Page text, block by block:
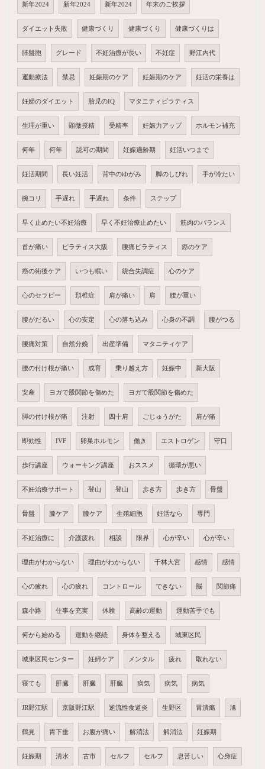
新年2024 新年2024 新年2024 年末のご挨拶
ダイエット失敗 健康づくり 健康づくり 健康づくりは
胚盤胞 グレード 不妊治療が長い 不妊症 野江内代
運動療法 禁忌 妊娠期のケア 妊娠期のケア 妊活の栄養は
妊婦のダイエット 胎児のIQ マタニティピラティス
生理が重い 顕微授精 受精率 妊娠力アップ ホルモン補充
何年 何年 認可の期間 妊娠適齢期 妊活いつまで
妊活期間 長い妊活 背中のゆがみ 脚のしびれ 手が冷たい
腕コリ 手遅れ 手遅れ 条件 ステップ
早く止めたい不妊治療 早く不妊治療止めたい 筋肉のバランス
首が痛い ピラティス大阪 腰痛ピラティス 癌のケア
癌の術後ケア いつも眠い 統合失調症 心のケア
心のセラピー 頚椎症 肩が痛い 肩 腰が重い
腰がだるい 心の安定 心の落ち込み 心身の不調 腰がつる
腰痛対策 自然分娩 出産準備 マタニティケア
腰の付け根が痛い 成育 乗り越え方 妊娠中 新大阪
安産 ヨガで股関節を傷めた ヨガで股関節を傷めた
脚の付け根が痛 注射 四十肩 ごじゅうがた 肩が痛
即効性 IVF 卵巣ホルモン 働き エストロゲン 守口
歩行講座 ウォーキング講座 おススメ 循環が悪い
不妊治療サポート 登山 登山 歩き方 歩き方 骨盤
骨盤 膝ケア 膝ケア 生殖細胞 妊活なら 専門
不妊治療に 介護疲れ 相談 限界 心が辛い 心が辛い
理由がわからない 理由がわからない 千林大宮 感情 感情
心の疲れ 心の疲れ コントロール できない 脳 関節痛
森小路 仕事を充実 体験 高齢の運動 運動苦手でも
何から始める 運動を継続 身体を整える 城東区民
城東区民センター 妊婦ケア メンタル 疲れ 取れない
寝ても 肝臓 肝臓 肝臓 病気 病気 病気
JR野江駅 京阪野江駅 逆流性食道炎 生野区 胃潰瘍 旭
鶴見 胃下垂 お腹が痛い 解消法 解消法 妊娠期
妊娠期 清水 古市 セルフ セルフ 息苦しい 心身症